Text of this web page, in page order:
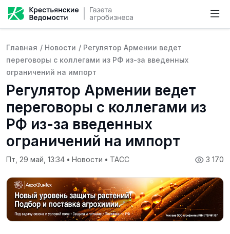
Главная / Новости / Регулятор Армении ведет
переговоры с коллегами из РФ из-за введенных
ограничений на импорт
Регулятор Армении ведет
переговоры с коллегами из
РФ из-за введенных
ограничений на импорт
3 170
Пт, 29 май, 13:34 • Новости • ТАСС